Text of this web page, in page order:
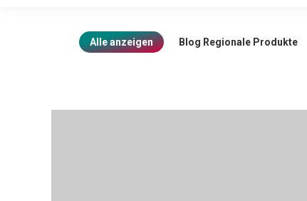
Alle anzeigen Blog Regionale Produkte